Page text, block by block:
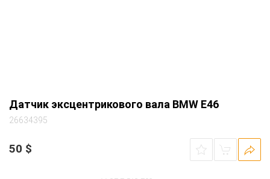
Датчик эксцентрикового вала BMW E46
26634395
50 $